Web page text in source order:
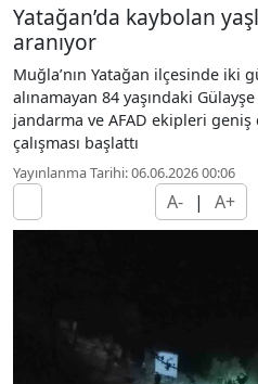
Yatağan’da kaybolan
aranıyor
Muğla’nın Yatağan ilçesinde iki
alınamayan 84 yaşındaki
jandarma ve AFAD ekipleri geniş
çalışması başlattı
Yayınlanma Tarihi: 06.06.2026 00:06
A- | A+